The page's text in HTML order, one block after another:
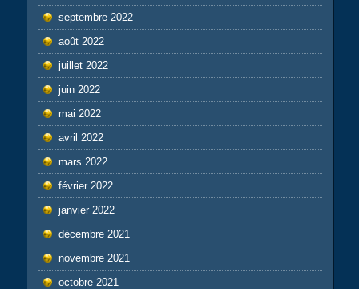
septembre 2022
août 2022
juillet 2022
juin 2022
mai 2022
avril 2022
mars 2022
février 2022
janvier 2022
décembre 2021
novembre 2021
octobre 2021